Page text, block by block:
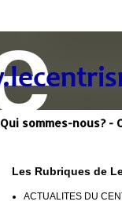
Qui sommes-nous? -
Les Rubriques de
ACTUALITES DU